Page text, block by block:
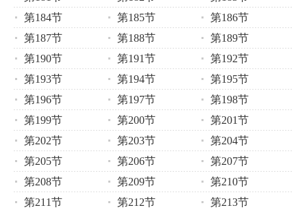
第184节
第185节
第186节
第187节
第188节
第189节
第190节
第191节
第192节
第193节
第194节
第195节
第196节
第197节
第198节
第199节
第200节
第201节
第202节
第203节
第204节
第205节
第206节
第207节
第208节
第209节
第210节
第211节
第212节
第213节